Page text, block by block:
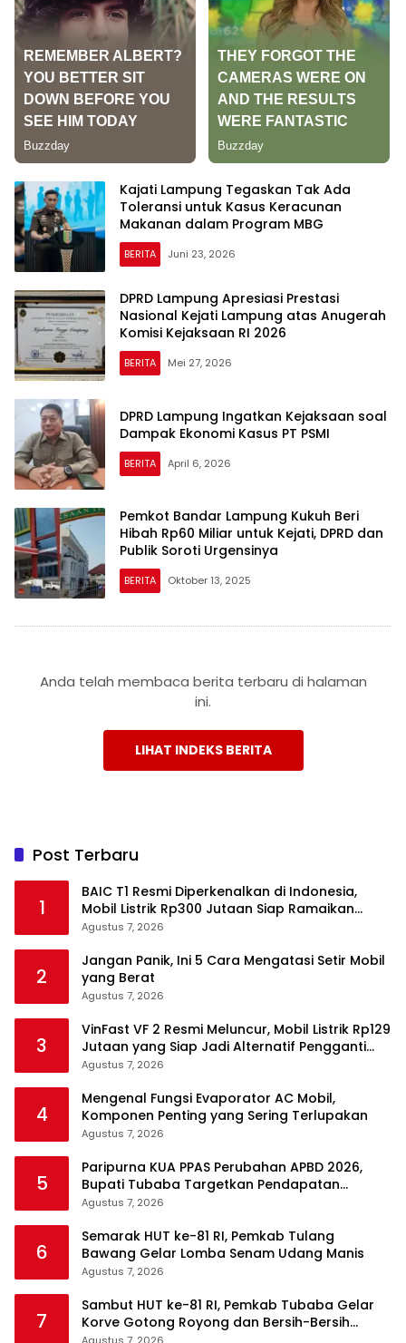
Kajati Lampung Tegaskan Tak Ada
Toleransi untuk Kasus Keracunan
Makanan dalam Program MBG
BERITA Juni 23, 2026
DPRD Lampung Apresiasi Prestasi
Nasional Kejati Lampung atas Anugerah
Komisi Kejaksaan RI 2026
BERITA Mei 27, 2026
DPRD Lampung Ingatkan Kejaksaan soal
Dampak Ekonomi Kasus PT PSMI
BERITA April 6, 2026
Pemkot Bandar Lampung Kukuh Beri
Hibah Rp60 Miliar untuk Kejati, DPRD dan
Publik Soroti Urgensinya
BERITA Oktober 13, 2025
Anda telah membaca berita terbaru di halaman
ini.
LIHAT INDEKS BERITA
Post Terbaru
1
BAIC T1 Resmi Diperkenalkan di Indonesia,
Mobil Listrik Rp300 Jutaan Siap Ramaikan
Pasar EV
Agustus 7, 2026
2
Jangan Panik, Ini 5 Cara Mengatasi Setir Mobil
yang Berat
Agustus 7, 2026
3
VinFast VF 2 Resmi Meluncur, Mobil Listrik Rp129
Jutaan yang Siap Jadi Alternatif Pengganti
Motor
Agustus 7, 2026
4
Mengenal Fungsi Evaporator AC Mobil,
Komponen Penting yang Sering Terlupakan
Agustus 7, 2026
5
Paripurna KUA PPAS Perubahan APBD 2026,
Bupati Tubaba Targetkan Pendapatan
Daerah Rp820,3 Miliar
Agustus 7, 2026
6
Semarak HUT ke-81 RI, Pemkab Tulang
Bawang Gelar Lomba Senam Udang Manis
Agustus 7, 2026
7
Sambut HUT ke-81 RI, Pemkab Tubaba Gelar
Korve Gotong Royong dan Bersih-Bersih
Serentak
Agustus 7, 2026